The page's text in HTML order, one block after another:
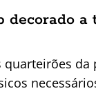
decorado